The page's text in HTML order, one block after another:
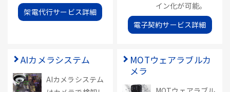
架電代行サービス詳細
イン化が可能。
電子契約サービス詳細
AIカメラシステム
AIカメラシステム
MOTウェアラブルカ
メラ